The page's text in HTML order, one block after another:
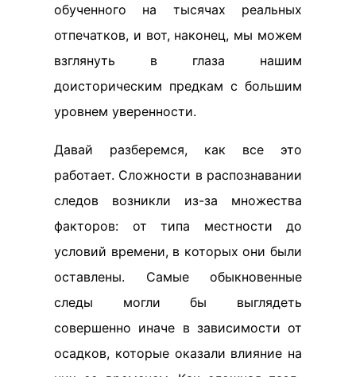
обученного на тысячах реальных
отпечатков, и вот, наконец, мы можем
взглянуть в глаза нашим
доисторическим предкам с большим
уровнем уверенности.
Давай разберемся, как все это
работает. Сложности в распознавании
следов возникли из-за множества
факторов: от типа местности до
условий времени, в которых они были
оставлены. Самые обыкновенные
следы могли бы выглядеть
совершенно иначе в зависимости от
осадков, которые оказали влияние на